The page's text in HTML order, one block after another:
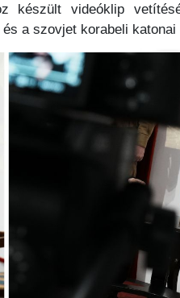
videóklip
a szovjet korabeli